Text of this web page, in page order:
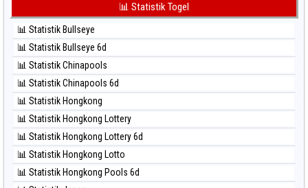
⚽ Bola Merah Taiwan
⚽ Bola Hitam Kuda Lari
⚽ Bola Hitam Magnum Cambodia
⚽ Bola Hitam Nagoya
⚽ Bola Hitam North Carolina Day
⚽ Bola Hitam Pcso
⚽ Bola Hitam Sao Paulo
⚽ Bola Hitam Singapore
⚽ Bola Hitam Sydney
⚽ Bola Hitam Sydney Lottery
⚽ Bola Hitam Sydney Lottery 6d
📊 Statistik Togel
📊 Statistik Bullseye
📊 Statistik Bullseye 6d
📊 Statistik Chinapools
📊 Statistik Chinapools 6d
📊 Statistik Hongkong
📊 Statistik Hongkong Lottery
📊 Statistik Hongkong Lottery 6d
📊 Statistik Hongkong Lotto
📊 Statistik Hongkong Pools 6d